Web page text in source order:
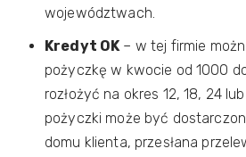
województwach.
Kredyt OK– w tej firmie
pożyczkę w kwocie od 1000
rozłożyć na okres 12, 18, 24
pożyczki może być
domu klienta, przesłana